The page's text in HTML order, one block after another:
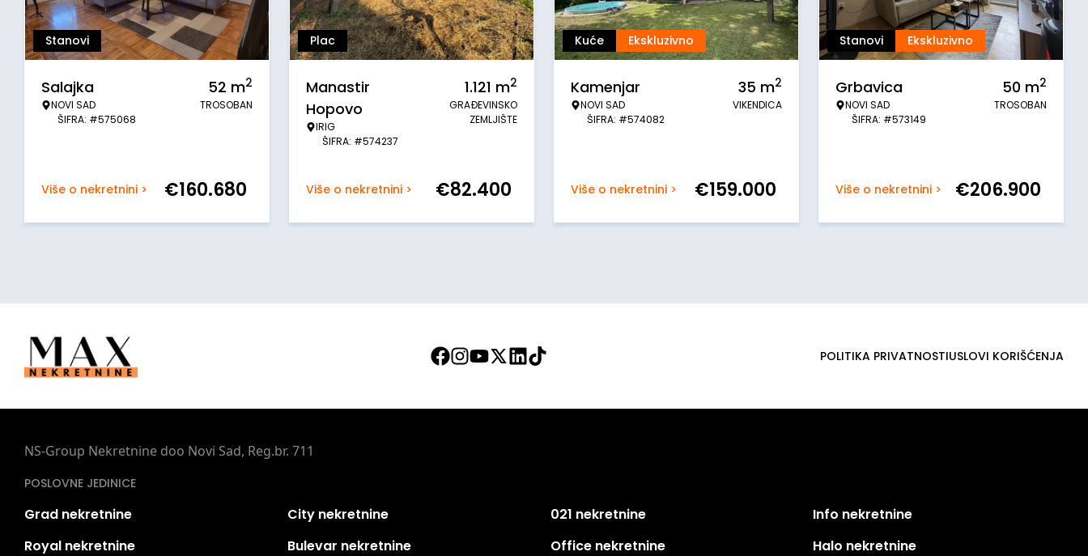
Stanovi
Salajka
NOVI SAD
ŠIFRA: #575068
52 m2
TROSOBAN
Više o nekretnini > €160.680
Plac
Manastir
Hopovo
IRIG
ŠIFRA: #574237
1.121 m2
GRAĐEVINSKO
ZEMLJIŠTE
Više o nekretnini > €82.400
Kuće Ekskluzivno
Kamenjar
NOVI SAD
ŠIFRA: #574082
35 m2
VIKENDICA
Više o nekretnini > €159.000
Stanovi Ekskluzivno
Grbavica
NOVI SAD
ŠIFRA: #573149
50 m2
TROSOBAN
Više o nekretnini > €206.900
POLITIKA PRIVATNOSTIUSLOVI KORIŠĆENJA
NS-Group Nekretnine doo Novi Sad, Reg.br. 711
POSLOVNE JEDINICE
Grad nekretnine City nekretnine 021 nekretnine
Info nekretnine
Royal nekretnine
Bulevar nekretnine Office nekretnine
Halo nekretnine